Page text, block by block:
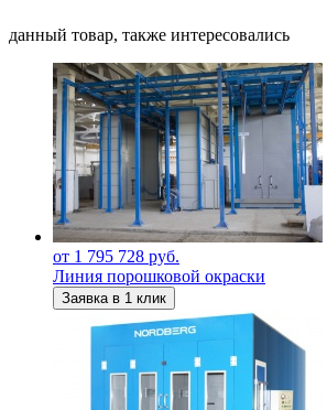
данный товар, также интересовались
от 1 795 728 руб.
Линия порошковой окраски
Заявка в 1 клик